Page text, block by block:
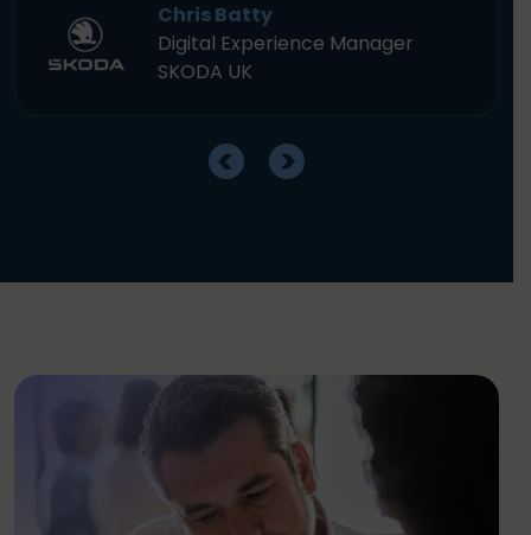
Chris Batty
Digital Experience Manager
SKODA UK